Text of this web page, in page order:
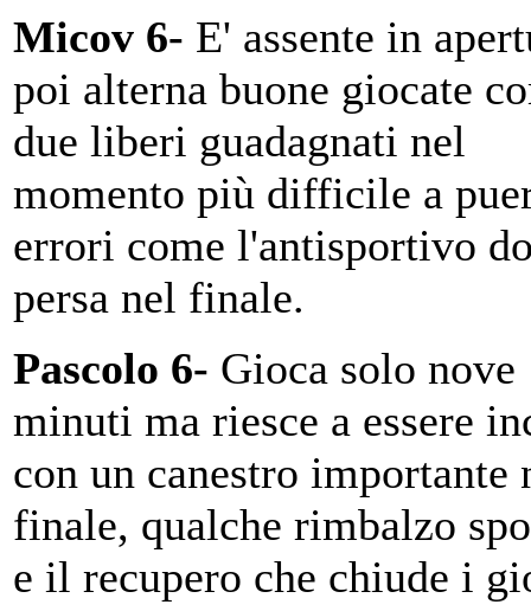
Micov 6- E' assente in
poi alterna buone giocate
due liberi guadagnati nel
momento più difficile a
errori come l'antisportivo
persa nel finale.
Pascolo 6- Gioca solo nove
minuti ma riesce a essere
con un canestro importante
finale, qualche rimbalzo
e il recupero che chiude i